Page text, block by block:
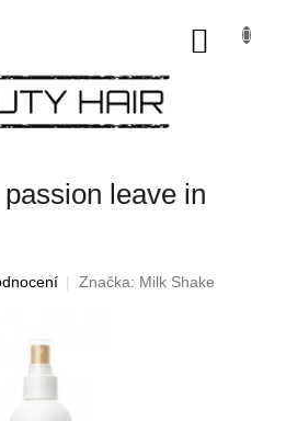
leave in
Značka: Milk Shake